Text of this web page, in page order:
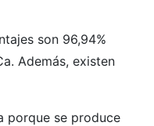
son 96,94%
Además, existen
porque se produce